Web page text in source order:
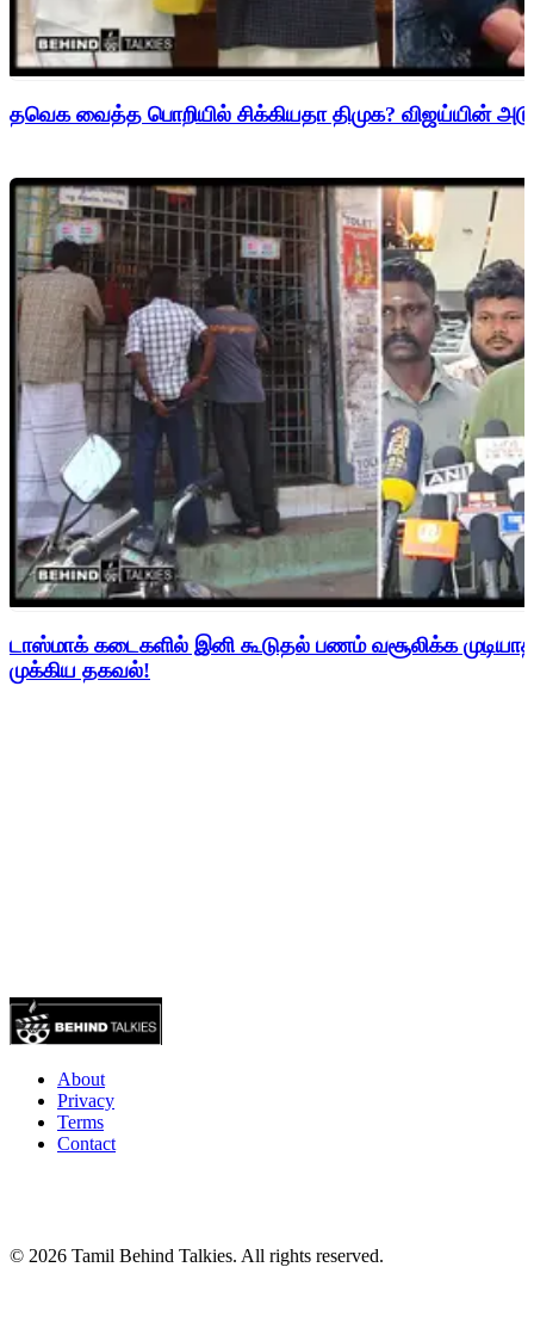
தவெக வைத்த பொறியில் சிக்கியதா திமுக? விஜய்யின்
டாஸ்மாக் கடைகளில் இனி கூடுதல் பணம் வசூலிக்க
முக்கிய தகவல்!
About
Privacy
Terms
Contact
© 2026 Tamil Behind Talkies. All rights reserved.